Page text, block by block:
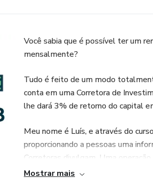
Você sabia que é possível ter um
mensalmente?
Tudo é feito de um modo
conta em uma Corretora de
lhe dará 3% de retorno do capital
Meu nome é Luís, e através do
proporcionando a pessoas uma
Corretoras divulgam. Uma
rendimento mensal em cima do seu
Mostrar mais